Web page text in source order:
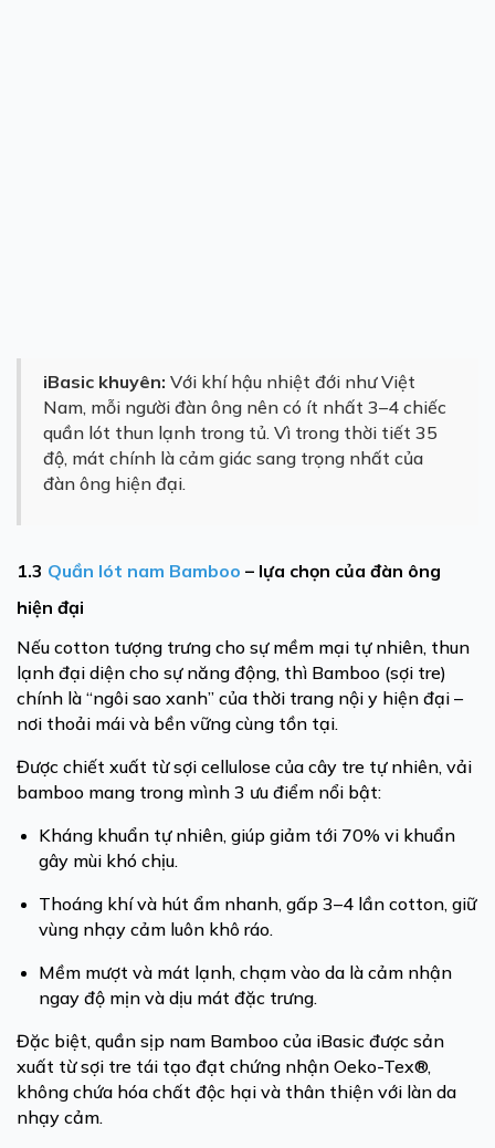
iBasic khuyên: Với khí hậu nhiệt đới như Việt
Nam, mỗi người đàn ông nên có ít nhất 3–4 chiếc
quần lót thun lạnh trong tủ. Vì trong thời tiết 35
độ, mát chính là cảm giác sang trọng nhất của
đàn ông hiện đại.
1.3 Quần lót nam Bamboo – lựa chọn của đàn ông
hiện đại
Nếu cotton tượng trưng cho sự mềm mại tự nhiên, thun
lạnh đại diện cho sự năng động, thì Bamboo (sợi tre)
chính là “ngôi sao xanh” của thời trang nội y hiện đại –
nơi thoải mái và bền vững cùng tồn tại.
Được chiết xuất từ sợi cellulose của cây tre tự nhiên, vải
bamboo mang trong mình 3 ưu điểm nổi bật:
Kháng khuẩn tự nhiên, giúp giảm tới 70% vi khuẩn
gây mùi khó chịu.
Thoáng khí và hút ẩm nhanh, gấp 3–4 lần cotton, giữ
vùng nhạy cảm luôn khô ráo.
Mềm mượt và mát lạnh, chạm vào da là cảm nhận
ngay độ mịn và dịu mát đặc trưng.
Đặc biệt, quần sịp nam Bamboo của iBasic được sản
xuất từ sợi tre tái tạo đạt chứng nhận Oeko-Tex®,
không chứa hóa chất độc hại và thân thiện với làn da
nhạy cảm.